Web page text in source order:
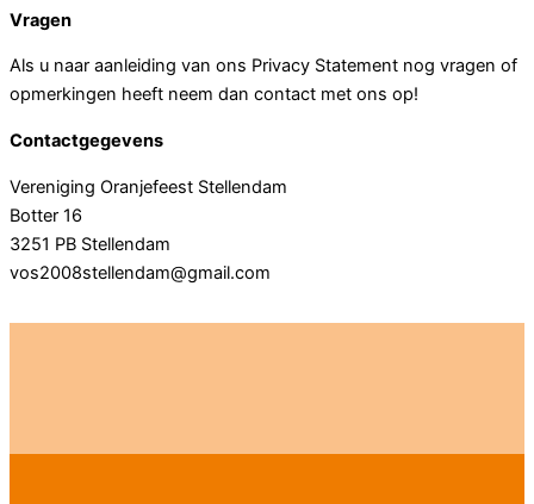
Vragen
Als u naar aanleiding van ons Privacy Statement nog vragen of
opmerkingen heeft neem dan contact met ons op!
Contactgegevens
Vereniging Oranjefeest Stellendam
Botter 16
3251 PB Stellendam
vos2008stellendam@gmail.com